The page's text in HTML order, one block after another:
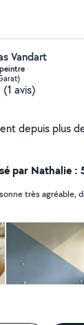
Vandart
(1 avis)
depuis plus
par Nathalie :
très agréable,